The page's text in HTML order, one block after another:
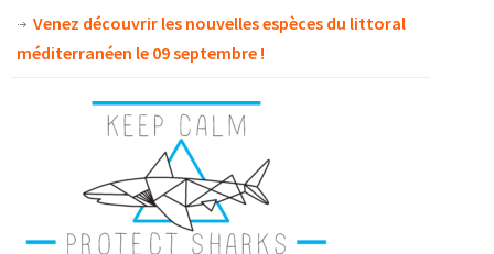
Venez découvrir les nouvelles espèces du littoral
méditerranéen le 09 septembre !